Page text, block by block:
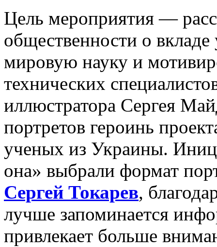
Цель мероприятия —
общественности о
мировую науку и
технических
иллюстратора Сергея
портретов героинь
ученых из Украины.
она» выбрали формат
Сергей Токарев,
лучше запоминается
привлекает больше